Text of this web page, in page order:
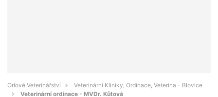
Orlové Veterinářství
Veterinární Kliniky, Ordinace, Veterina - Blovice
Veterinární ordinace - MVDr. Kůtová